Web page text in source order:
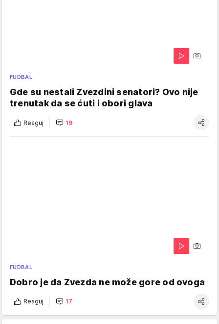
FUDBAL
Gde su nestali Zvezdini senatori? Ovo nije
trenutak da se ćuti i obori glava
Reaguj 19
FUDBAL
Dobro je da Zvezda ne može gore od ovoga
Reaguj 17